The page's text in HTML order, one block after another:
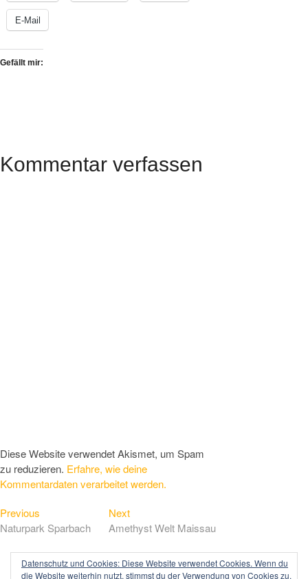
E-Mail
Gefällt mir:
Kommentar verfassen
Diese Website verwendet Akismet, um Spam
zu reduzieren. Erfahre, wie deine
Kommentardaten verarbeitet werden.
Beitragsnavigation
Previous
post:
Naturpark Sparbach
NextNext
post:
Amethyst Welt Maissau
Datenschutz und Cookies: Diese Website verwendet Cookies. Wenn du
die Website weiterhin nutzt, stimmst du der Verwendung von Cookies zu.